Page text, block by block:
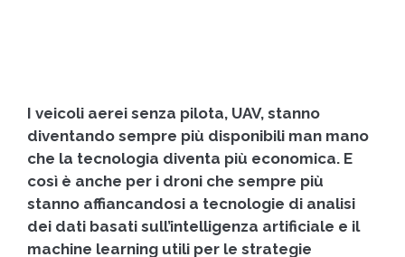
I veicoli aerei senza pilota, UAV, stanno
diventando sempre più disponibili man mano
che la tecnologia diventa più economica. E
così è anche per i droni che sempre più
stanno affiancandosi a tecnologie di analisi
dei dati basati sull’intelligenza artificiale e il
machine learning utili per le strategie